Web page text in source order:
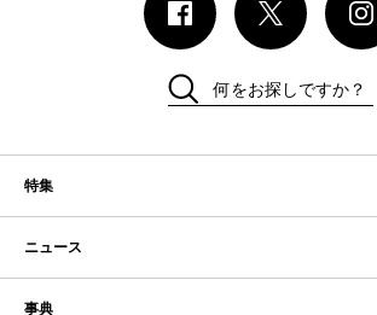
特集
ニュース
事典
何をお探しですか？